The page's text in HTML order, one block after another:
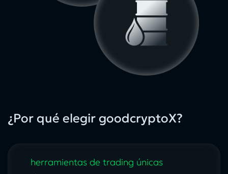
¿Por qué elegir goodcryptoX?
herramientas de trading únicas